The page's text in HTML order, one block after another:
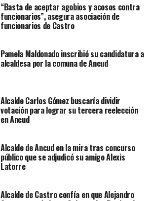
“Basta de aceptar agobios y acosos contra
funcionarios”, asegura asociación de
funcionarios de Castro
Pamela Maldonado inscribió su candidatura a
alcaldesa por la comuna de Ancud
Alcalde Carlos Gómez buscaría dividir
votación para lograr su tercera reelección
en Ancud
Alcalde de Ancud en la mira tras concurso
público que se adjudicó su amigo Alexis
Latorre
Alcalde de Castro confía en que Alejandro